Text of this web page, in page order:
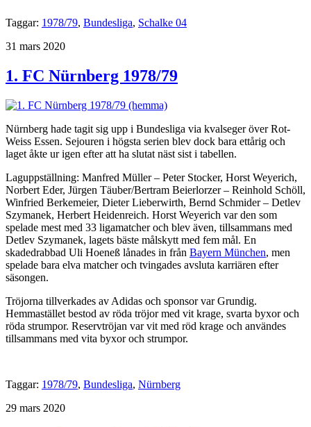
Taggar: 1978/79, Bundesliga, Schalke 04
Publicerat
31 mars 2020
1. FC Nürnberg 1978/79
Nürnberg hade tagit sig upp i Bundesliga via kvalseger över Rot-
Weiss Essen. Sejouren i högsta serien blev dock bara ettårig och
laget åkte ur igen efter att ha slutat näst sist i tabellen.
Laguppställning: Manfred Müller – Peter Stocker, Horst Weyerich,
Norbert Eder, Jürgen Täuber/Bertram Beierlorzer – Reinhold Schöll,
Winfried Berkemeier, Dieter Lieberwirth, Bernd Schmider – Detlev
Szymanek, Herbert Heidenreich. Horst Weyerich var den som
spelade mest med 33 ligamatcher och blev även, tillsammans med
Detlev Szymanek, lagets bäste målskytt med fem mål. En
skadedrabbad Uli Hoeneß lånades in från Bayern München, men
spelade bara elva matcher och tvingades avsluta karriären efter
säsongen.
Tröjorna tillverkades av Adidas och sponsor var Grundig.
Hemmastället bestod av röda tröjor med vit krage, svarta byxor och
röda strumpor. Reservtröjan var vit med röd krage och användes
tillsammans med vita byxor och strumpor.
Taggar: 1978/79, Bundesliga, Nürnberg
Publicerat
29 mars 2020